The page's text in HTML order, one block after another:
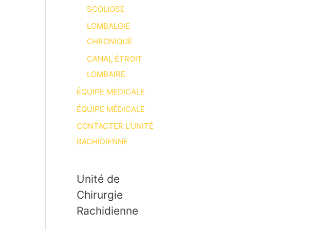
SCOLIOSE
LOMBALGIE
CHRONIQUE
CANAL ÉTROIT
LOMBAIRE
ÉQUIPE MÉDICALE
ÉQUIPE MÉDICALE
CONTACTER L’UNITÉ
RACHIDIENNE
Unité de
Chirurgie
Rachidienne